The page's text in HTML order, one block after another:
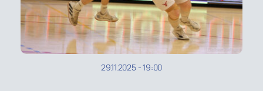
29.11.2025-19:00